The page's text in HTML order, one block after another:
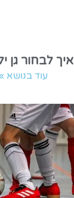
איך לבחור גן
עוד בנושא »